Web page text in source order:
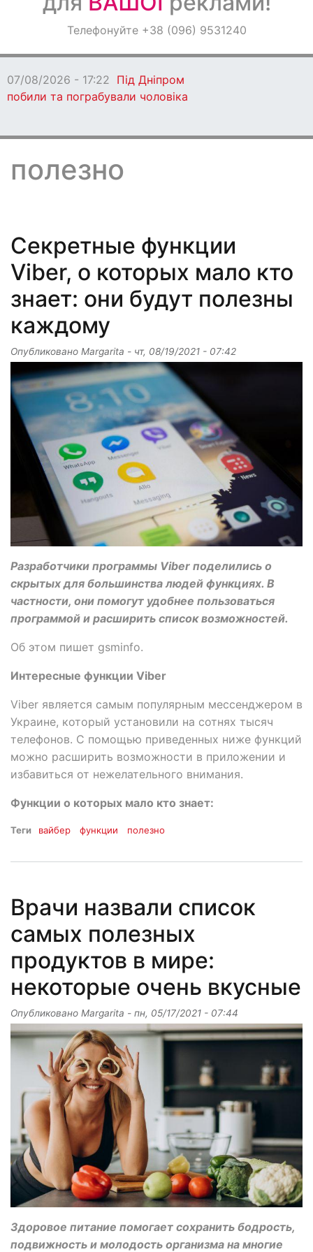
ОголошенняТелефонуйте +38 (096) 9531240
07/08/2026 - 17:22 Під Дніпром
побили та пограбували чоловіка
полезно
Секретные функции
Viber, о которых мало кто
знает: они будут полезны
каждому
Опубликовано Margarita - чт, 08/19/2021 - 07:42
Разработчики программы Viber поделились о
скрытых для большинства людей функциях. В
частности, они помогут удобнее пользоваться
программой и расширить список возможностей.
Об этом пишет gsminfo.
Интересные функции Viber
Viber является самым популярным мессенджером в
Украине, который установили на сотнях тысяч
телефонов. С помощью приведенных ниже функций
можно расширить возможности в приложении и
избавиться от нежелательного внимания.
Функции о которых мало кто знает:
Теги вайбер функции полезно
Врачи назвали список
самых полезных
продуктов в мире:
некоторые очень вкусные
Опубликовано Margarita - пн, 05/17/2021 - 07:44
Здоровое питание помогает сохранить бодрость,
подвижность и молодость организма на многие